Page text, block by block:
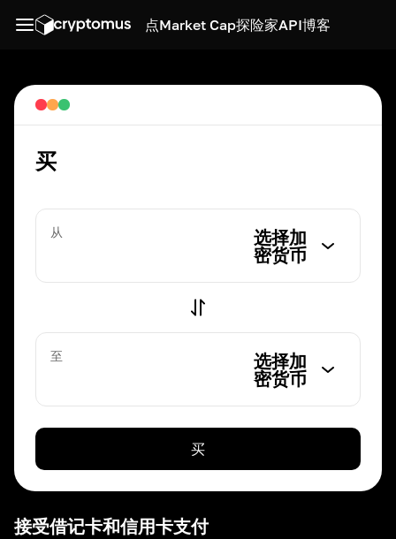
点Market Cap探险家API博客
接受借记卡和信用卡支付
买
从
选择加
密货币
至
选择加
密货币
买